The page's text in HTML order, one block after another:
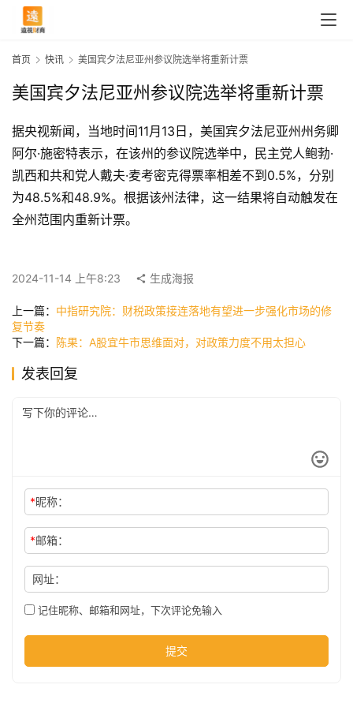
快
讯
司
科
首页 快讯 美国宾夕法尼亚州参议院选举将重新计票
美国宾夕法尼亚州参议院选举将重新计票
据央视新闻，当地时间11月13日，美国宾夕法尼亚州州务卿
阿尔·施密特表示，在该州的参议院选举中，民主党人鲍勃·
凯西和共和党人戴夫·麦考密克得票率相差不到0.5%，分别
为48.5%和48.9%。根据该州法律，这一结果将自动触发在
全州范围内重新计票。
2024-11-14 上午8:23 生成海报
上一篇： 中指研究院：财税政策接连落地有望进一步强化市场的修
复节奏
下一篇：
陈果：A股宜牛市思维面对，对政策力度不用太担心
发表回复
*昵称：
*邮箱：
网址：
记住昵称、邮箱和网址，下次评论免输入
提交